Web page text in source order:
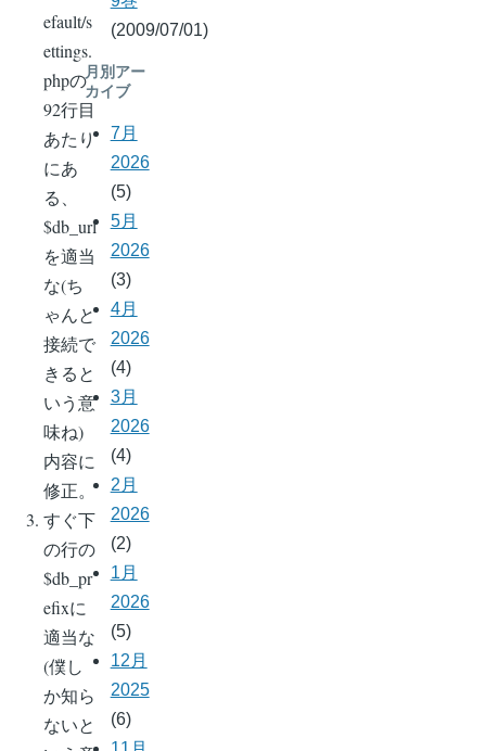
efault/s
ettings.
phpの
92行目
あたり
にあ
る、
$db_url
を適当
な(ち
ゃんと
接続で
きると
いう意
味ね)
内容に
修正。
すぐ下
の行の
$db_pr
efixに
適当な
(僕し
か知ら
ないと
(2009/07/01)
月別アー
カイブ
7月
2026
(5)
5月
2026
(3)
4月
2026
(4)
3月
2026
(4)
2月
2026
(2)
1月
2026
(5)
12月
2025
(6)